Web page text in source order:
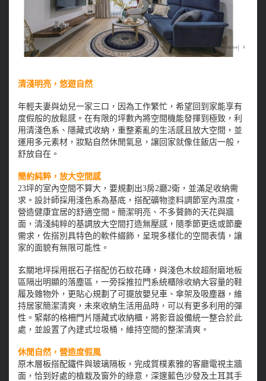
清淺明亮，悠遊自然
年輕夫妻與幼兒一家三口，因為工作繁忙，希望回到家能享有
度假般的放鬆感。在有限的坪數內將空間機能發揮到極致，利
用清淺色系、隱藏式收納，重整紊亂的生活感且放大空間，並
運用多元素材，妝點自然休閒氣息，讓回家就像住飯店一般，
舒放自在。
簡約純粹，放大空間感
23坪的室內空間不算大，要規劃出3房2廳2衛，並滿足收納需
求。設計師採用淺色系為基底，搭配礦物塗料調節室內濕度，
營造健康宜居的舒適空間。簡潔明亮、不多贅飾的天花與牆
面，清淺純粹的基調放大空間打造無壓感，隨季節更迭或節慶
需求，佐搭別具特色的軟件綴飾，呈現多樣化的空間表情，讓
家的面貌有無限可能性。
玄關地坪採用抿石子搭配仿石紋花磚，與淺色木紋超耐磨地板
區隔出明顯的落塵區，一旁採推拉門系統櫃除收納大容量的鞋
履及雜物外，更貼心規劃了可擺放嬰兒車、傘架及吸塵器，維
持居家簡潔清爽，未來收納生活用品時，可以有更多利用的彈
性。緊鄰的格柵門片隱藏式收納櫃，將影音設備統一整合於此
處，並設置了內建式垃圾桶，維持空間的整潔清爽。
休閒自然，營造度假風
原木層板搭配鐵件與玻璃隔板，完成質樸素雅的客廳電視主牆
面，恰到好處的植栽及窗外的綠意，深邃藍色沙發及土耳其手